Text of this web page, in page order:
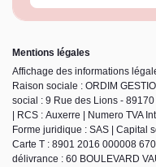
Mentions légales
Affichage des informations
Raison sociale : ORDIM
social : 9 Rue des Lions -
| RCS : Auxerre | Numero TVA
Forme juridique : SAS | Capital
Carte T : 8901 2016 000008
délivrance : 60 BOULEVARD